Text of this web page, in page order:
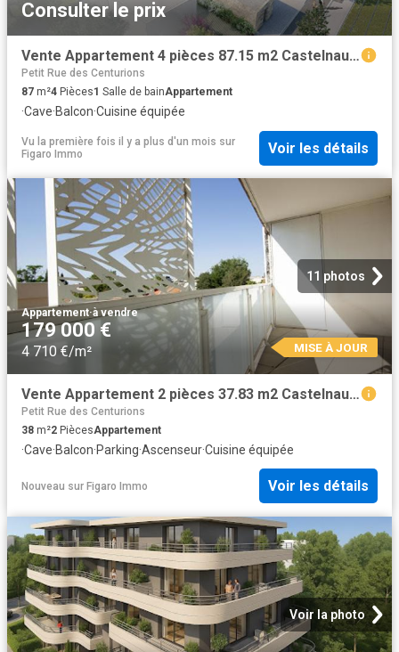
Consulter le prix
Vente Appartement 4 pièces 87.15 m2 Castelnau le Lez
Petit Rue des Centurions
87 m²4 Pièces1 Salle de bainAppartement
·Cave·Balcon·Cuisine équipée
Vu la première fois il y a plus d'un mois sur
Figaro Immo
Voir les détails
11 photos
Appartement·à vendre
179 000 €
4 710 €/m² MISE À JOUR
Vente Appartement 2 pièces 37.83 m2 Castelnau le Lez
Petit Rue des Centurions
38 m²2 PiècesAppartement
·Cave·Balcon·Parking·Ascenseur·Cuisine équipée
Nouveau sur Figaro Immo Voir les détails
Voir la photo